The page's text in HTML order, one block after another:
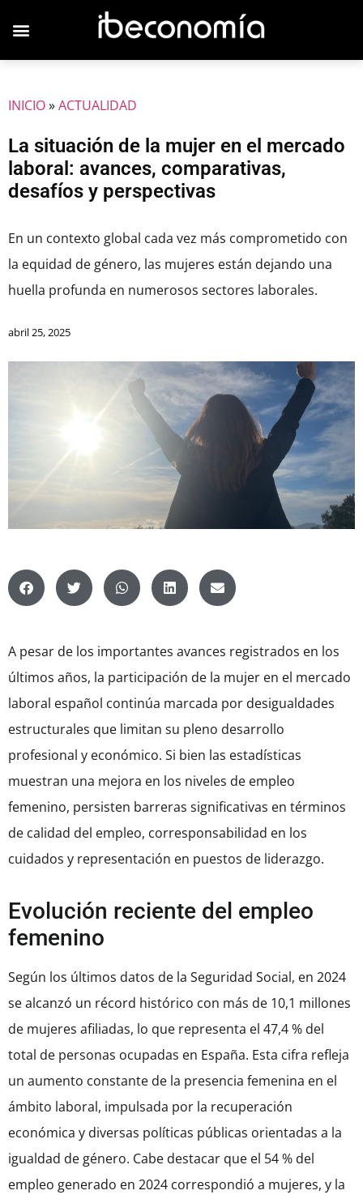
INICIO»ACTUALIDAD
La situación de la mujer en el mercado
laboral: avances, comparativas,
desafíos y perspectivas
En un contexto global cada vez más comprometido con
la equidad de género, las mujeres están dejando una
huella profunda en numerosos sectores laborales.
abril 25, 2025
A pesar de los importantes avances registrados en los
últimos años, la participación de la mujer en el mercado
laboral español continúa marcada por desigualdades
estructurales que limitan su pleno desarrollo
profesional y económico. Si bien las estadísticas
muestran una mejora en los niveles de empleo
femenino, persisten barreras significativas en términos
de calidad del empleo, corresponsabilidad en los
cuidados y representación en puestos de liderazgo.
Evolución reciente del empleo
femenino
Según los últimos datos de la Seguridad Social, en 2024
se alcanzó un récord histórico con más de 10,1 millones
de mujeres afiliadas, lo que representa el 47,4 % del
total de personas ocupadas en España. Esta cifra refleja
un aumento constante de la presencia femenina en el
ámbito laboral, impulsada por la recuperación
económica y diversas políticas públicas orientadas a la
igualdad de género. Cabe destacar que el 54 % del
empleo generado en 2024 correspondió a mujeres, y la